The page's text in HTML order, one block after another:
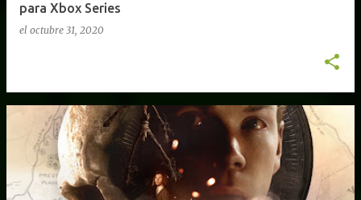
para Xbox Series
el octubre 31, 2020